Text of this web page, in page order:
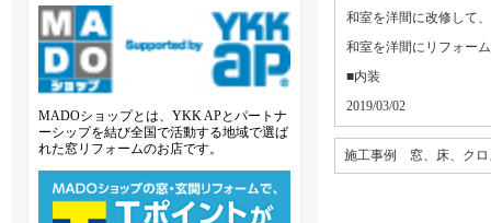
和室を洋間に改修して
和室を洋間にリフォーム
■内装
2019/03/02
施工事例 窓、床、クロ
MADOショップとは、YKK APとパートナ
ーシップを結び全国で活動する地域で選ば
れた窓リフォームのお店です。